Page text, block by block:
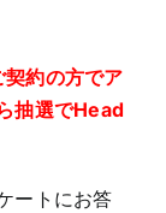
約の方でア
抽選でHead
ートにお答